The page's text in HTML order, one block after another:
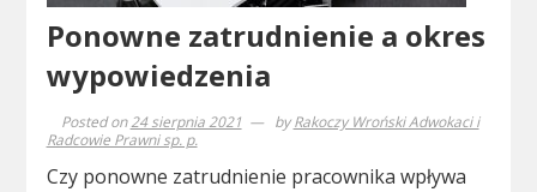
Ponowne zatrudnienie a okres
wypowiedzenia
Posted on24 sierpnia 2021 byRakoczy Wroński Adwokaci i
Radcowie Prawni sp. p.
Czy ponowne zatrudnienie pracownika wpływa